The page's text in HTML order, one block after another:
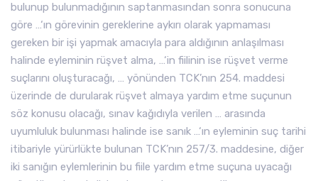
bulunup bulunmadığının saptanmasından sonra sonucuna
göre …‘ın görevinin gereklerine aykırı olarak yapmaması
gereken bir işi yapmak amacıyla para aldığının anlaşılması
halinde eyleminin rüşvet alma, …‘in fiilinin ise rüşvet verme
suçlarını oluşturacağı, … yönünden TCK’nın 254. maddesi
üzerinde de durularak rüşvet almaya yardım etme suçunun
söz konusu olacağı, sınav kağıdıyla verilen … arasında
uyumluluk bulunması halinde ise sanık …‘ın eyleminin suç tarihi
itibariyle yürürlükte bulunan TCK’nın 257/3. maddesine, diğer
iki sanığın eylemlerinin bu fiile yardım etme suçuna uyacağı